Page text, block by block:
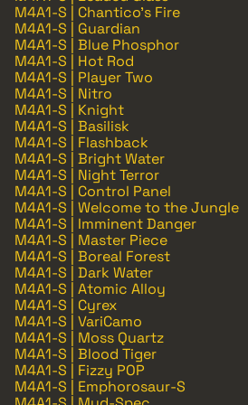
M4A1-S | Chantico's Fire
M4A1-S | Guardian
M4A1-S | Blue Phosphor
M4A1-S | Hot Rod
M4A1-S | Player Two
M4A1-S | Nitro
M4A1-S | Knight
M4A1-S | Basilisk
M4A1-S | Flashback
M4A1-S | Bright Water
M4A1-S | Night Terror
M4A1-S | Control Panel
M4A1-S | Welcome to the Jungle
M4A1-S | Imminent Danger
M4A1-S | Master Piece
M4A1-S | Boreal Forest
M4A1-S | Dark Water
M4A1-S | Atomic Alloy
M4A1-S | Cyrex
M4A1-S | VariCamo
M4A1-S | Moss Quartz
M4A1-S | Blood Tiger
M4A1-S | Fizzy POP
M4A1-S | Emphorosaur-S